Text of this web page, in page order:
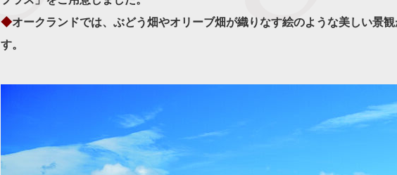
◆オークランドでは、ぶどう畑やオリーブ畑が織りなす絵のような美しい景
す。